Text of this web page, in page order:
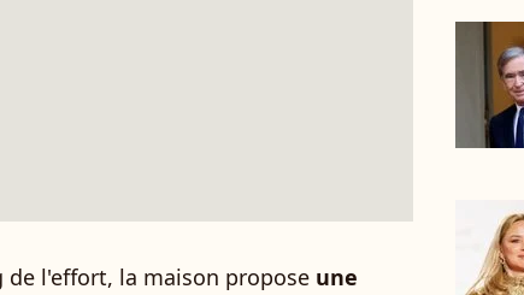
l'effort, la maison propose une